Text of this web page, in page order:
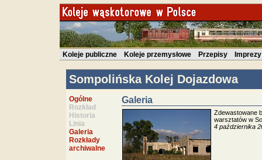
Koleje publiczne Koleje przemysłowe Przepisy Imprezy
Sompolińska Kolej Dojazdowa
Ogólne
Rozkład
Historia
Linia
Galeria
Rozkłady
archiwalne
Galeria
Zdewastowane
warsztatów w
4 października